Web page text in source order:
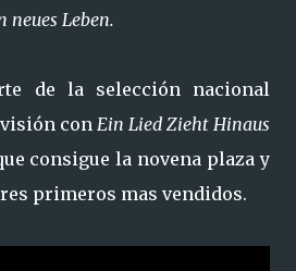
neues Leben.
de la selección nacional
con Ein Lied Zieht Hinaus
consigue la novena plaza y
primeros mas vendidos.